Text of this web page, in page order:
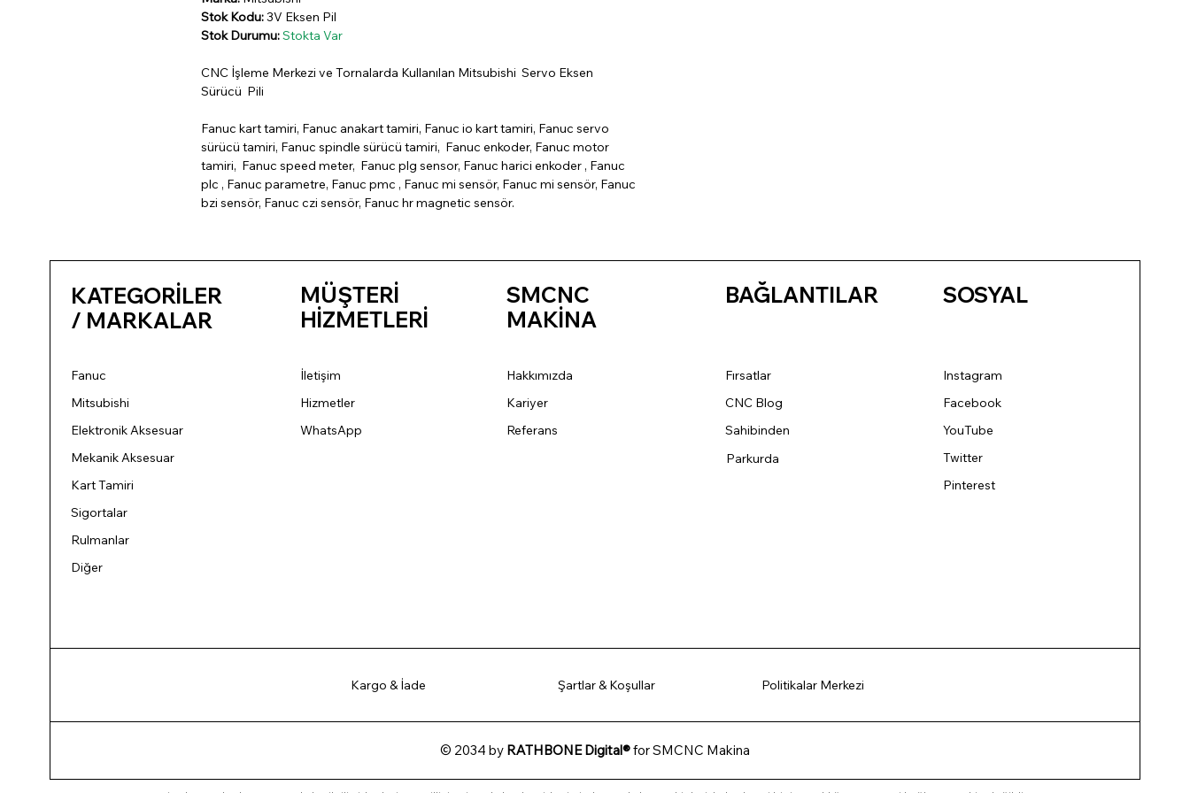
Stok Kodu:3V Eksen Pil
Stok Durumu:Stokta Var
CNC İşleme Merkezi ve Tornalarda Kullanılan Mitsubishi Servo Eksen
Sürücü Pili
Fanuc kart tamiri, Fanuc anakart tamiri, Fanuc io kart tamiri, Fanuc servo
sürücü tamiri, Fanuc spindle sürücü tamiri, Fanuc enkoder, Fanuc motor
tamiri, Fanuc speed meter, Fanuc plg sensor, Fanuc harici enkoder , Fanuc
plc , Fanuc parametre, Fanuc pmc , Fanuc mi sensör, Fanuc mi sensör, Fanuc
bzi sensör, Fanuc czi sensör, Fanuc hr magnetic sensör.
KATEGORİLER
/ MARKALAR
Fanuc
Mitsubishi
Elektronik Aksesuar
Mekanik Aksesuar
Kart Tamiri
Sigortalar
Rulmanlar
Diğer
MÜŞTERİ
HİZMETLERİ
İletişim
Hizmetler
WhatsApp
SMCNC
MAKİNA
Hakkımızda
Kariyer
Referans
BAĞLANTILAR
Fırsatlar
CNC Blog
Sahibinden
Parkurda
SOSYAL
Instagram
Facebook
YouTube
Twitter
Pinterest
Kargo & İade Şartlar & Koşullar Politikalar Merkezi
© 2034 by RATHBONE Digital®for SMCNC Makina